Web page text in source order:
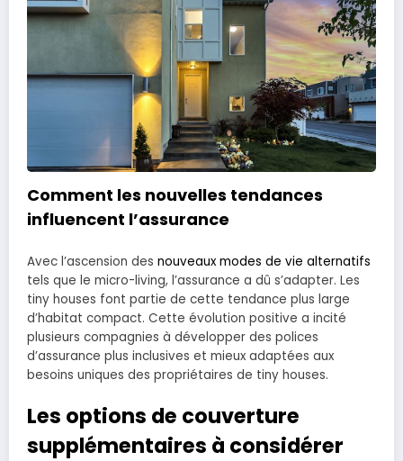
Comment les nouvelles tendances
influencent l’assurance
Avec l’ascension des nouveaux modes de vie alternatifs
tels que le micro-living, l’assurance a dû s’adapter. Les
tiny houses font partie de cette tendance plus large
d’habitat compact. Cette évolution positive a incité
plusieurs compagnies à développer des polices
d’assurance plus inclusives et mieux adaptées aux
besoins uniques des propriétaires de tiny houses.
Les options de couverture
supplémentaires à considérer